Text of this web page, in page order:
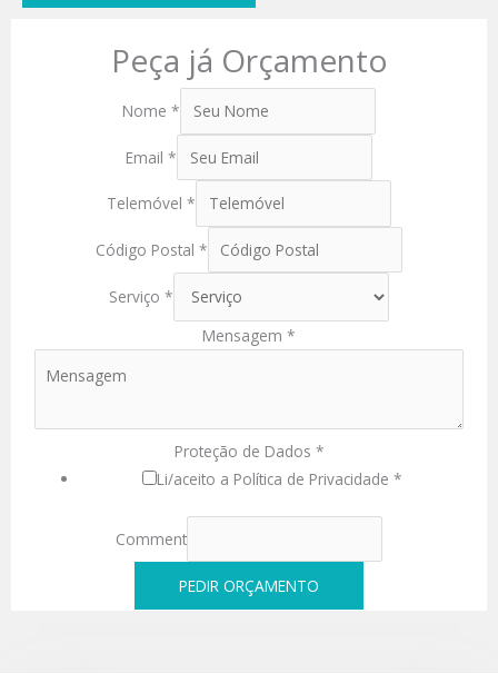
Peça já Orçamento
Nome*
Email*
Telemóvel*
Código Postal *
Serviço*
Mensagem *
Proteção de Dados *
Li/aceito a Política de Privacidade *
Comment
PEDIR ORÇAMENTO